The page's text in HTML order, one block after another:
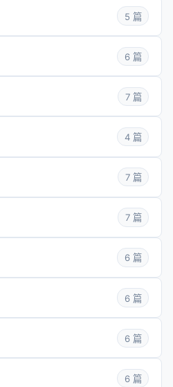
5 篇
6 篇
7 篇
4 篇
7 篇
7 篇
6 篇
6 篇
6 篇
6 篇